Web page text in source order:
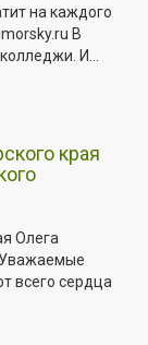
на каждого
В
И...
края
Олега
всего сердца